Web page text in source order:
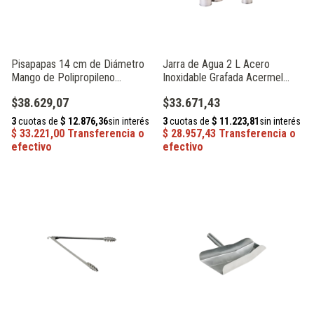
Pisapapas 14 cm de Diámetro
Mango de Polipropileno
$38.629,07
Jarra de Agua 2 L Acero
Inoxidable Grafada Acermel
$33.671,43